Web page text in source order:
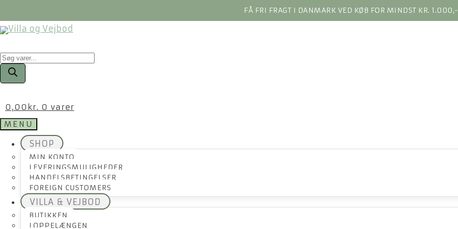
FÅ FRI FRAGT I DANMARK VED KØB FOR MINDST KR. 1.000,-
Products
search
0,00 kr. 0 varer
MENU
SHOP
MIN KONTO
LEVERINGSMULIGHEDER
HANDELSBETINGELSER
FOREIGN CUSTOMERS
VILLA & VEJBOD
BUTIKKEN
LOPPELÆNGEN